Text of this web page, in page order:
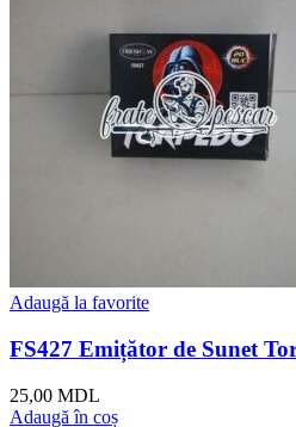
Adaugă la favorite
FS427 Emițător de Sunet
25,00 MDL
Adaugă în coș